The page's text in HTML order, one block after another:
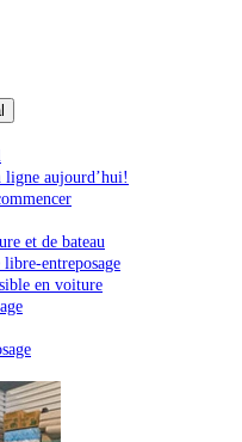
ligne aujourd’hui!
et de bateau
entreposage
en voiture